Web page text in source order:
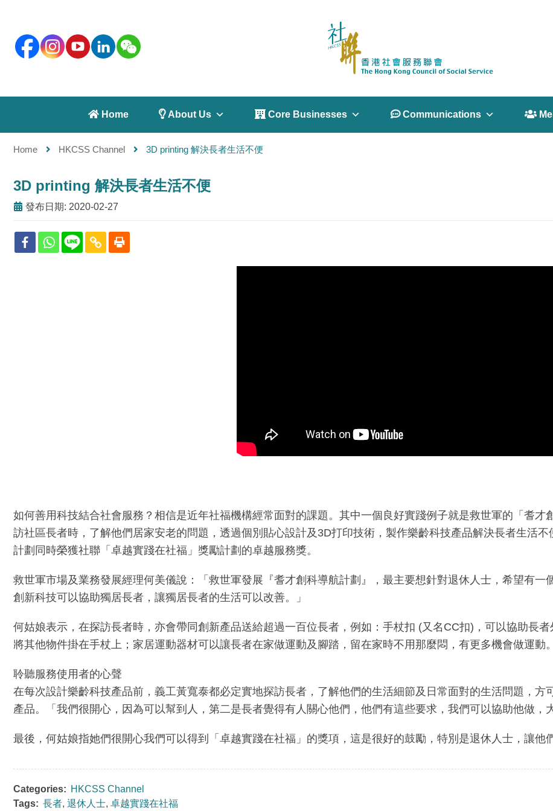
 Home  About Us  Core Businesses  Communications 
Home HKCSS Channel 3D printing 解決長者生活不便
3D printing 解決長者生活不便
發布日期: 2020-02-27
如何善用科技結合社會服務？相信是近年社福機構經常面對的課題。其中一個良好實踐例子就是救世軍的「耆
訪社區長者時，了解他們居家安老的問題，透過個別貼心設計及3D打印技術，製作樂齡科技產品解決長者生活不
計劃同時榮獲社聯「卓越實踐在社福」獎勵計劃的卓越服務獎。
救世軍市場及業務發展經理何美儀說：「救世軍發展『耆才創科導航計劃』，最主要想針對退休人士，希望有一
創新科技可以協助獨居長者，讓獨居長者的生活可以改善。」
何姑娘表示，在探訪長者時，亦會帶同創新產品送給超過一百位長者，例如：手杖扣 (又名CC扣)，可以協助長
將其他物件掛在手杖上；家居運動器材可以讓長者在家做運動及腳踏，留在家時不用那麼悶，有更多機會做運動。
聆聽服務使用者的心聲
在每次設計樂齡科技產品前，義工黃寬泰都必定實地探訪長者，了解他們的生活細節及日常面對的生活問題，
產品。「我們很開心，因為可以幫到人，第二是長者覺得有人關心他們，他們有這些要求，我們可以協助他做，
最後，何姑娘指她們很開心我們可以得到「卓越實踐在社福」的獎項，這是很好的鼓勵，特別是退休人士，讓他
Categories: HKCSS Channel
Tags: 長者, 退休人士, 卓越實踐在社福